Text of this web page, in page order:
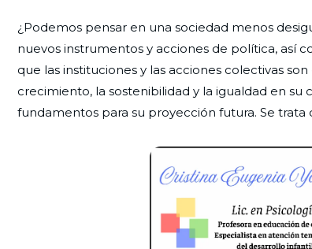
¿Podemos pensar en una sociedad menos
nuevos instrumentos y acciones de política, así
que las instituciones y las acciones colectivas
crecimiento, la sostenibilidad y la igualdad en
fundamentos para su proyección futura. Se